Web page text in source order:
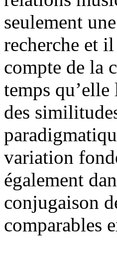
seulement
recherche et
compte de la
temps
des
variation
également
conjugaison
comparables